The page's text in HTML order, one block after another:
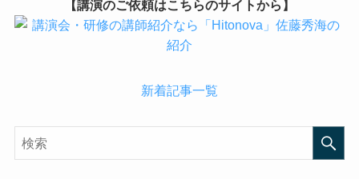
【講演のご依頼はこちらのサイトから】
新着記事一覧